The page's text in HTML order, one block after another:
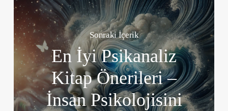
Sonraki İçerik
En İyi Psikanaliz
Kitap Önerileri –
İnsan Psikolojisini